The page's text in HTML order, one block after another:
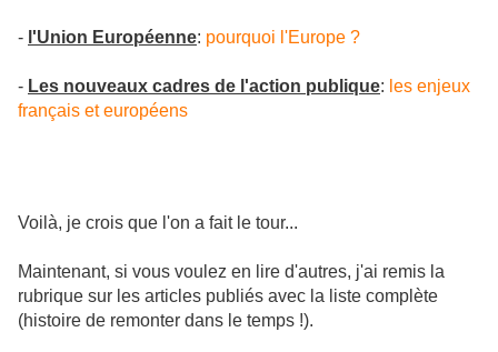
- l'Union Européenne: pourquoi l'Europe ?
- Les nouveaux cadres de l'action publique: les enjeux
français et européens
Voilà, je crois que l'on a fait le tour...
Maintenant, si vous voulez en lire d'autres, j'ai remis la
rubrique sur les articles publiés avec la liste complète
(histoire de remonter dans le temps !).